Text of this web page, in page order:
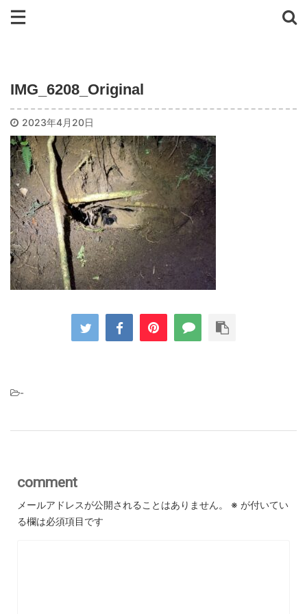
IMG_6208_Original
2023年4月20日
-
comment
メールアドレスが公開されることはありません。 ※ が付いてい
る欄は必須項目です